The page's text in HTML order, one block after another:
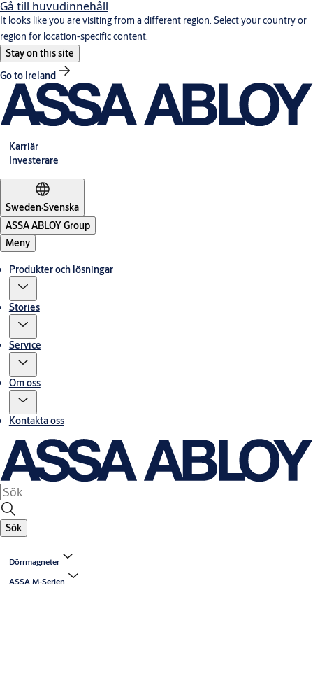
Gå till huvudinnehåll
It looks like you are visiting from a different region. Select your country or
region for location-specific content.
Stay on this site
Go to Ireland
Karriär
Investerare
Sweden·Svenska
ASSA ABLOY Group
Meny
Produkter och lösningar
Stories
Service
Om oss
Kontakta oss
Sök
Dörrmagneter
ASSA M-Serien